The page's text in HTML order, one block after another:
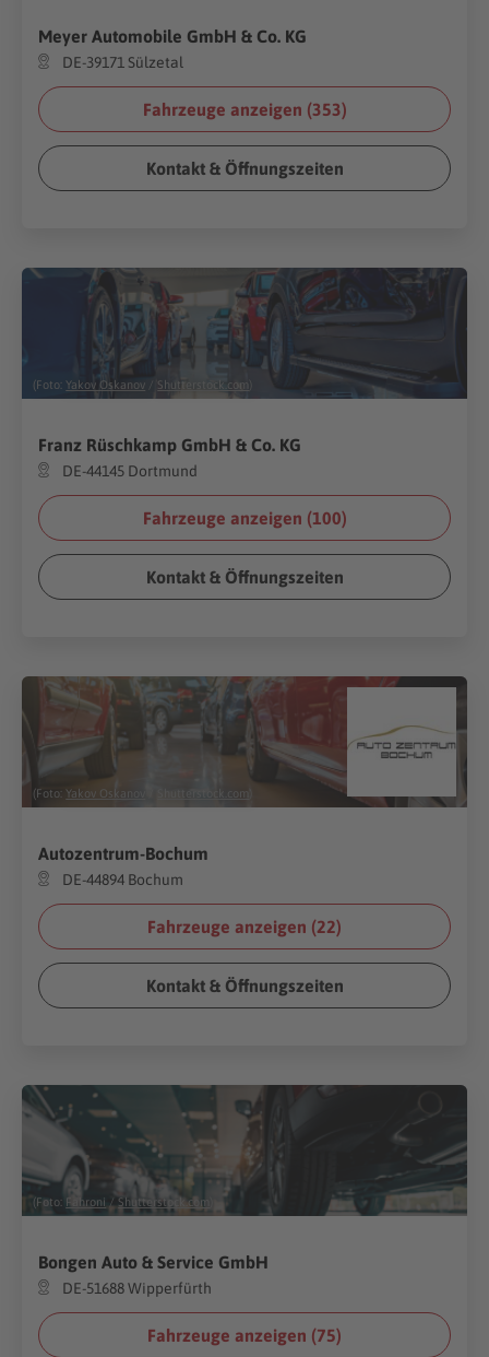
Meyer Automobile GmbH & Co. KG
DE-39171 Sülzetal
Fahrzeuge anzeigen (353)
Kontakt & Öffnungszeiten
(Foto: Yakov Oskanov / Shutterstock.com
Franz Rüschkamp GmbH & Co. KG
DE-44145 Dortmund
Fahrzeuge anzeigen (100)
Kontakt & Öffnungszeiten
(Foto: Yakov Oskanov Shutterstock.com
Autozentrum-Bochum
DE-44894 Bochum
Fahrzeuge anzeigen (22)
Kontakt & Öffnungszeiten
(Foto: Fahroni / Shutterstock.com
Bongen Auto & Service GmbH
DE-51688 Wipperfürth
Fahrzeuge anzeigen (75)